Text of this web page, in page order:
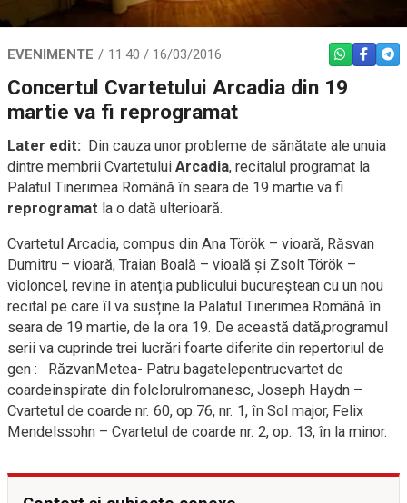
EVENIMENTE 11:40 / 16/03/2016 WHATSAPP
Concertul Cvartetului Arcadia din 19
martie va fi reprogramat
Later edit: Din cauza unor probleme de sănătate ale unuia
dintre membrii Cvartetului Arcadia, recitalul programat la
Palatul Tinerimea Română în seara de 19 martie va fi
reprogramat la o dată ulterioară.
Cvartetul Arcadia, compus din Ana Török – vioară, Răsvan
Dumitru – vioară, Traian Boală – vioală şi Zsolt Török –
violoncel, revine în atenția publicului bucureștean cu un nou
recital pe care îl va susține la Palatul Tinerimea Română în
seara de 19 martie, de la ora 19. De această dată,programul
serii va cuprinde trei lucrări foarte diferite din repertoriul de
gen : RăzvanMetea- Patru bagatelepentrucvartet de
coardeinspirate din folclorulromanesc, Joseph Haydn –
Cvartetul de coarde nr. 60, op.76, nr. 1, în Sol major, Felix
Mendelssohn – Cvartetul de coarde nr. 2, op. 13, în la minor.